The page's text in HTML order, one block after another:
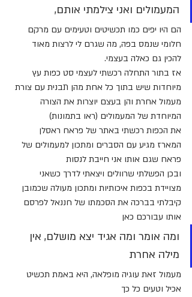
המעמולים ואני צילמתי אותם,
הם היו יפים כמו תכשיטים וטעימים עם מרקם
חלומי שנמס בפה, מה שגרם לי לרצות מאוד
להכין גם כאלה בעצמי.
אז בתור התחלה רכשתי לעצמי סט כפות עץ
מיוחדות שיש בתוך כל אחת מהן תבנית עם צורת
מעמול אחרת והן בעצם יוצרות את הצורה
המיוחדת של המעמולים (ראו בתמונות)
את הכפות רכשתי באתר של פראח ראסלן
המארז מגיע עם הסברים ומתכון למעמולים של
פראח שגם אותו אני חייבת לנסות
ובכן הפשלתי שרוולים ויצאתי לדרך כשאני
מצויידת בכפות איכותיות ומתכון מעולה שכמובן
קיבלתי בברכה את הסכמתו של חננאל לפרסם
אותו עבורכם כאן
ומה אומר ומה אגיד יצא מושלם, אין
מילה אחרת
מעמול זאת עוגיה מופלאה, היא באמת תכשיט
אכיל וטעים כל כך